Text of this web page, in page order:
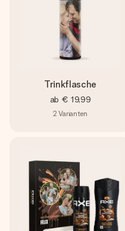
Trinkflasche
ab € 19,99
2 Varianten